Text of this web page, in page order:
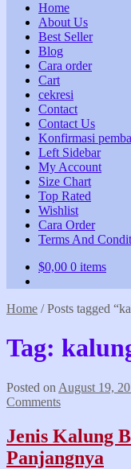
Home
About Us
Best Seller
Blog
Cara order
Cart
cekresi
Contact
Contact Us
Konfirmasi
Left Sidebar
My Account
Size Chart
Top Rated
Wishlist
Cara Order
Terms And
$0,00 0 items
Home /Posts tagged
Tag:
Posted on August 19,
Comments
Jenis Kalung
Panjangnya